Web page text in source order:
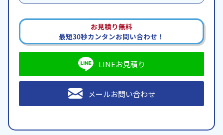
お見積り無料
最短30秒カンタンお問い合わせ！
LINEお見積り
メールお問い合わせ